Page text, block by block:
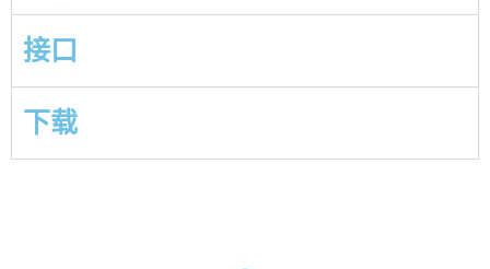
接口
下载